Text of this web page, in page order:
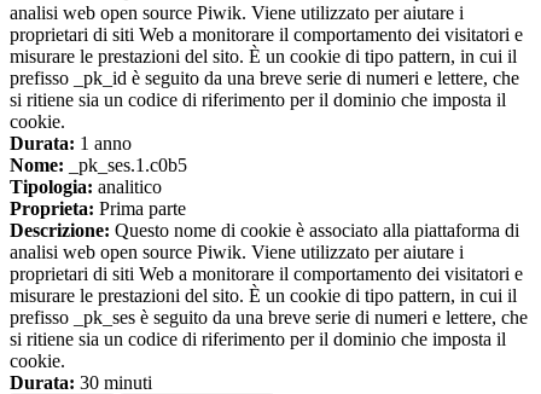
analisi web open source Piwik. Viene utilizzato per aiutare i
proprietari di siti Web a monitorare il comportamento dei visitatori e
misurare le prestazioni del sito. È un cookie di tipo pattern, in cui il
prefisso _pk_id è seguito da una breve serie di numeri e lettere, che
si ritiene sia un codice di riferimento per il dominio che imposta il
cookie.
Durata: 1 anno
Nome: _pk_ses.1.c0b5
Tipologia: analitico
Proprieta: Prima parte
Descrizione: Questo nome di cookie è associato alla piattaforma di
analisi web open source Piwik. Viene utilizzato per aiutare i
proprietari di siti Web a monitorare il comportamento dei visitatori e
misurare le prestazioni del sito. È un cookie di tipo pattern, in cui il
prefisso _pk_ses è seguito da una breve serie di numeri e lettere, che
si ritiene sia un codice di riferimento per il dominio che imposta il
cookie.
Durata: 30 minuti